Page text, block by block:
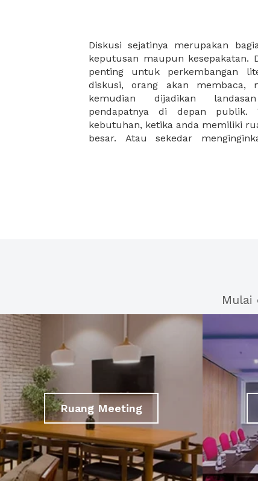
Diskusi sejatinya merupakan
keputusan maupun kesepakatan.
penting untuk perkembangan
diskusi, orang akan membaca,
kemudian dijadikan
pendapatnya di depan publik.
kebutuhan, ketika anda memiliki
besar. Atau sekedar
suasana yang berbeda. Anda
Dan memastikan ruangan yan
anda mencari bentuk ruangan
telah tersedia pilihan yang
harga kami yang terjangkau dan
tida perlu mengkhawatirkan
Mulai
Ruang Meeting